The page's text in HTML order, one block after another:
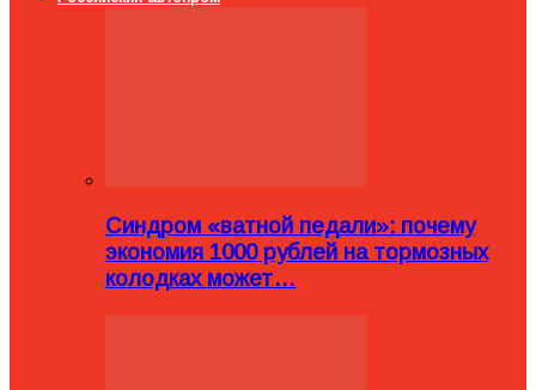
Синдром «ватной педали»: почему
экономия 1000 рублей на тормозных
колодках может…